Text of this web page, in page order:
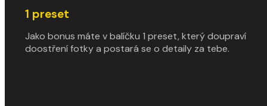
1 preset
Jako bonus máte v balíčku 1 preset, který doupraví
doostření fotky a postará se o detaily za tebe.